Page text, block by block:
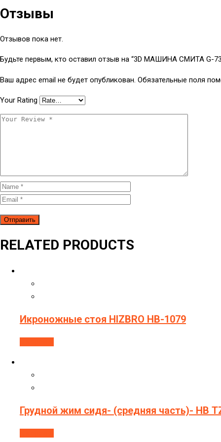
Отзывы
Отзывов пока нет.
Будьте первым, кто оставил отзыв на “3D МАШИНА СМИТА G-
Ваш адрес email не будет опубликован. Обязательные поля
Your Rating
RELATED PRODUCTS
Икроножные стоя HIZBRO НВ-1079
Грудной жим сидя- (средняя часть)- НВ